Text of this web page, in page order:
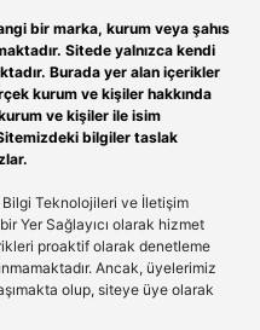
bir marka, kurum veya şahıs
Sitede yalnızca kendi
Burada yer alan içerikler
kurum ve kişiler hakkında
ve kişiler ile isim
bilgiler taslak
Bilgi Teknolojileri ve İletişim
Yer Sağlayıcı olarak hizmet
proaktif olarak denetleme
Ancak, üyelerimiz
olup, siteye üye olarak